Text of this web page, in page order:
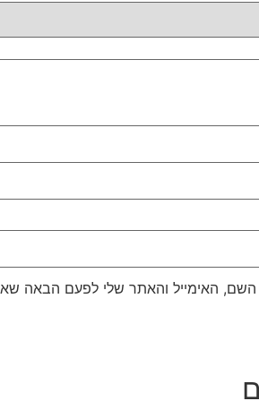
האימייל והאתר שלי לפעם הבאה